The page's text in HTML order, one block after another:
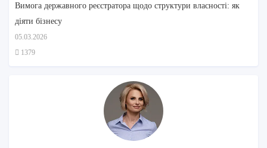
Вимога державного реєстратора щодо структури власності: як
діяти бізнесу
05.03.2026
1379